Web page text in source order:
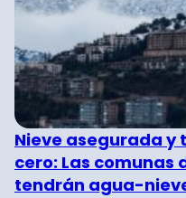
Nieve asegurada
cero: Las comunas
tendrán agua-